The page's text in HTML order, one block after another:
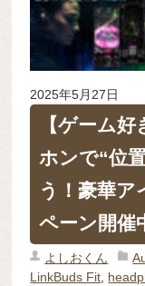
2025年5月27日
【ゲーム
ホンで“位
う！豪華ア
ペーン開催
よしおくん
LinkBuds Fit,